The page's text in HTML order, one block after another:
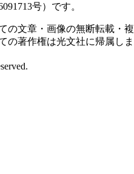
号）です。
の文章・画像の無断転載・複
の著作権は光文社に帰属しま